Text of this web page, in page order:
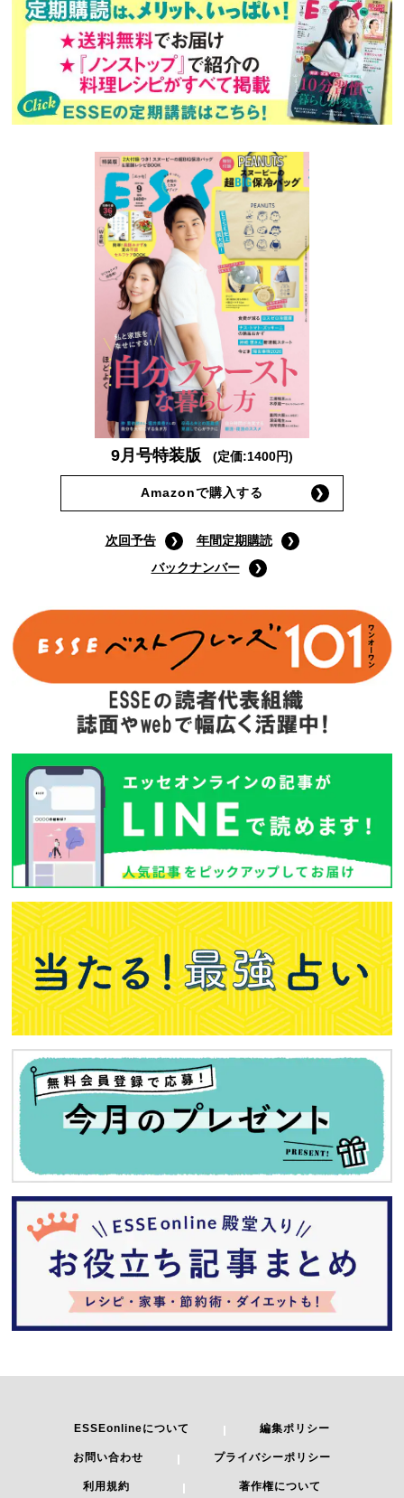
9月号特装版 (定価:1400円)
Amazonで購入する
次回予告
年間定期購読
バックナンバー
ESSEonlineについて 編集ポリシー
お問い合わせ プライバシーポリシー
利用規約 著作権について